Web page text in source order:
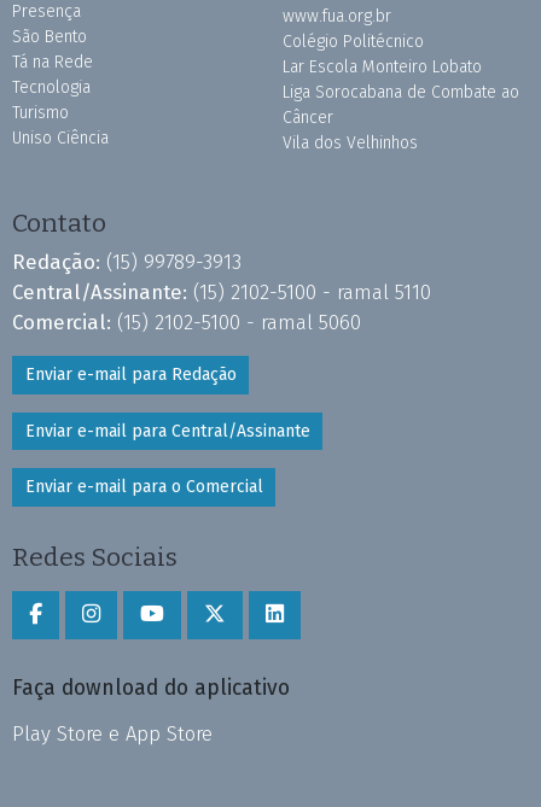
Presença
São Bento
Tá na Rede
Tecnologia
Turismo
Uniso Ciência
www.fua.org.br
Colégio Politécnico
Lar Escola Monteiro Lobato
Liga Sorocabana de Combate ao
Câncer
Vila dos Velhinhos
Contato
Redação: (15) 99789-3913
Central/Assinante: (15) 2102-5100 - ramal 5110
Comercial: (15) 2102-5100 - ramal 5060
Enviar e-mail para Redação
Enviar e-mail para Central/Assinante
Enviar e-mail para o Comercial
Redes Sociais
Faça download do aplicativo
Play Store e App Store